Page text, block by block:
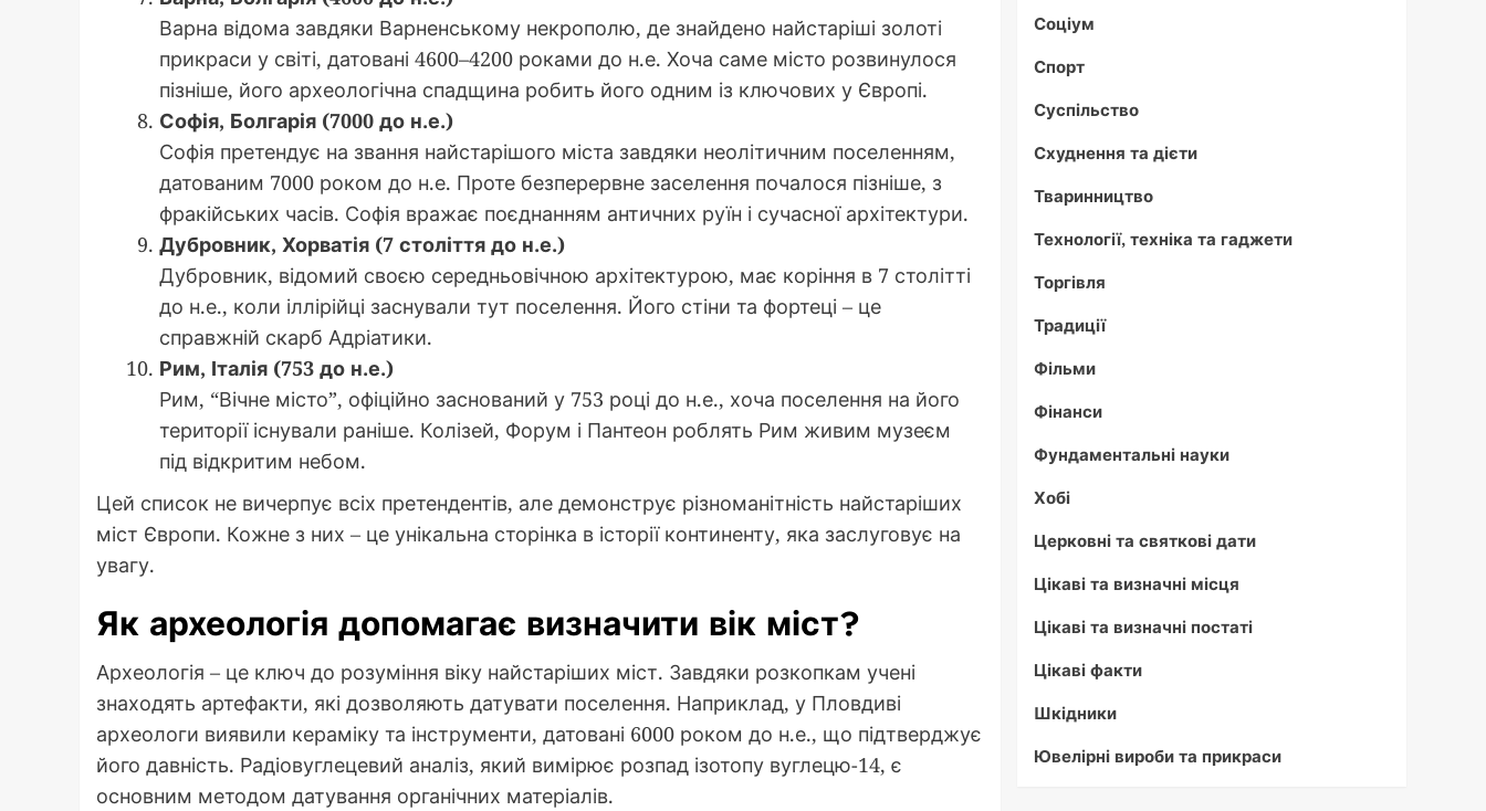
Варна відома завдяки Варненському некрополю, де знайдено найстаріші золоті
прикраси у світі, датовані 4600–4200 роками до н.е. Хоча саме місто розвинулося
пізніше, його археологічна спадщина робить його одним із ключових у Європі.
Софія, Болгарія (7000 до н.е.)
Софія претендує на звання найстарішого міста завдяки неолітичним поселенням,
датованим 7000 роком до н.е. Проте безперервне заселення почалося пізніше, з
фракійських часів. Софія вражає поєднанням античних руїн і сучасної архітектури.
Дубровник, Хорватія (7 століття до н.е.)
Дубровник, відомий своєю середньовічною архітектурою, має коріння в 7 столітті
до н.е., коли іллірійці заснували тут поселення. Його стіни та фортеці – це
справжній скарб Адріатики.
Рим, Італія (753 до н.е.)
Рим, “Вічне місто”, офіційно заснований у 753 році до н.е., хоча поселення на його
території існували раніше. Колізей, Форум і Пантеон роблять Рим живим музеєм
під відкритим небом.
Цей список не вичерпує всіх претендентів, але демонструє різноманітність найстаріших
міст Європи. Кожне з них – це унікальна сторінка в історії континенту, яка заслуговує на
увагу.
Як археологія допомагає визначити вік міст?
Археологія – це ключ до розуміння віку найстаріших міст. Завдяки розкопкам учені
знаходять артефакти, які дозволяють датувати поселення. Наприклад, у Пловдиві
археологи виявили кераміку та інструменти, датовані 6000 роком до н.е., що підтверджує
його давність. Радіовуглецевий аналіз, який вимірює розпад ізотопу вуглецю-14, є
основним методом датування органічних матеріалів.
Соціум
Спорт
Суспільство
Схуднення та дієти
Тваринництво
Технології, техніка та гаджети
Торгівля
Традиції
Фільми
Фінанси
Фундаментальні науки
Хобі
Церковні та святкові дати
Цікаві та визначні місця
Цікаві та визначні постаті
Цікаві факти
Шкідники
Ювелірні вироби та прикраси